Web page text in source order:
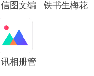
版图文编辑大师软件
铁书生梅花
方版
相册管家app